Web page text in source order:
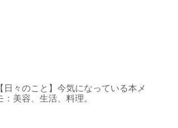
【日々のこと】今気になっている本メ
：美容、生活、料理。